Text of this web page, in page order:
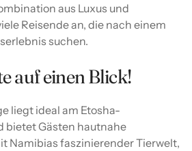
aus Luxus und
Reisende an, die nach einem
suchen.
auf einen Blick!
liegt ideal am Etosha-
bietet Gästen hautnahe
Namibias faszinierender Tierwelt,